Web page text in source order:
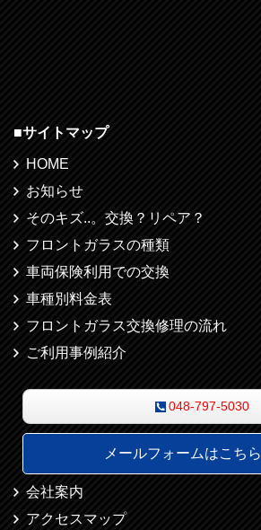
■サイトマップ
HOME
お知らせ
そのキズ..。交換？リペア？
フロントガラスの種類
車両保険利用での交換
車種別料金表
フロントガラス交換修理の流れ
ご利用事例紹介
048-797-5030
メールフォームはこちら
会社案内
アクセスマップ